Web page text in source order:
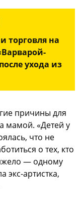
торговля на
ухода из
причины для
мамой. «Детей у
что не
о тех, кто
— одному
экс-артистка,